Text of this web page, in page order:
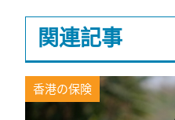
関連記事
香港の保険